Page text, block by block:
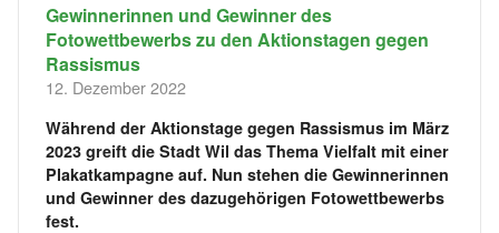
Gewinnerinnen und Gewinner des
Fotowettbewerbs zu den Aktionstagen gegen
Rassismus
12. Dezember 2022
Während der Aktionstage gegen Rassismus im März
2023 greift die Stadt Wil das Thema Vielfalt mit einer
Plakatkampagne auf. Nun stehen die Gewinnerinnen
und Gewinner des dazugehörigen Fotowettbewerbs
fest.